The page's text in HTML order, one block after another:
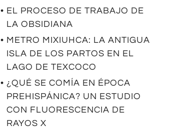
• EL PROCESO DE TRABAJO DE
LA OBSIDIANA
• METRO MIXIUHCA: LA ANTIGUA
ISLA DE LOS PARTOS EN EL
LAGO DE TEXCOCO
• ¿QUÉ SE COMÍA EN ÉPOCA
PREHISPÁNICA? UN ESTUDIO
CON FLUORESCENCIA DE
RAYOS X